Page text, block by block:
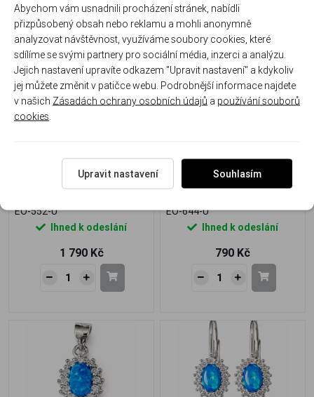
Doprava zdarma
Stříbrné náušnice s modrým
opálem – luxusní třpyt
inspirovaný mořem a
EO-552-U
Ihned k odeslání
1 790 Kč
Stříbrné náušnice s modrým
opálem a zirkony – modrá
elegance
EO-644-U
Ihned k odeslání
790 Kč
Abychom vám usnadnili procházení stránek, nabídli
přizpůsobený obsah nebo reklamu a mohli anonymně
analyzovat návštěvnost, využíváme soubory cookies, které
sdílíme se svými partnery pro sociální média, inzerci a analýzu.
Jejich nastavení upravíte odkazem "Upravit nastavení" a kdykoliv
jej můžete změnit v patičce webu. Podrobnější informace najdete
v našich Zásadách ochrany osobních údajů a používání souborů
cookies
Upravit nastavení Souhlasím